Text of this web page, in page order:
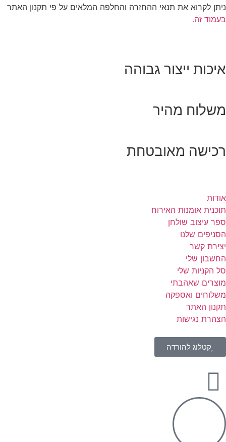
ניתן לקרוא את תנאי ההחזרה והחלפה המלאים על פי תקנון האתר
בעמוד זה.
איכות ייצור גבוהה
משלוח מהיר
רכישה מאובטחת
אודות
תוכנית אומנות האירוח
ספר עיצוב שולחן
הסניפים שלנו
יצירת קשר
החשבון שלי
סל הקניות שלי
מוצרים שאהבתי
משלוחים ואספקה
תקנון האתר
הצהרת נגישות
קטלוג להורדה